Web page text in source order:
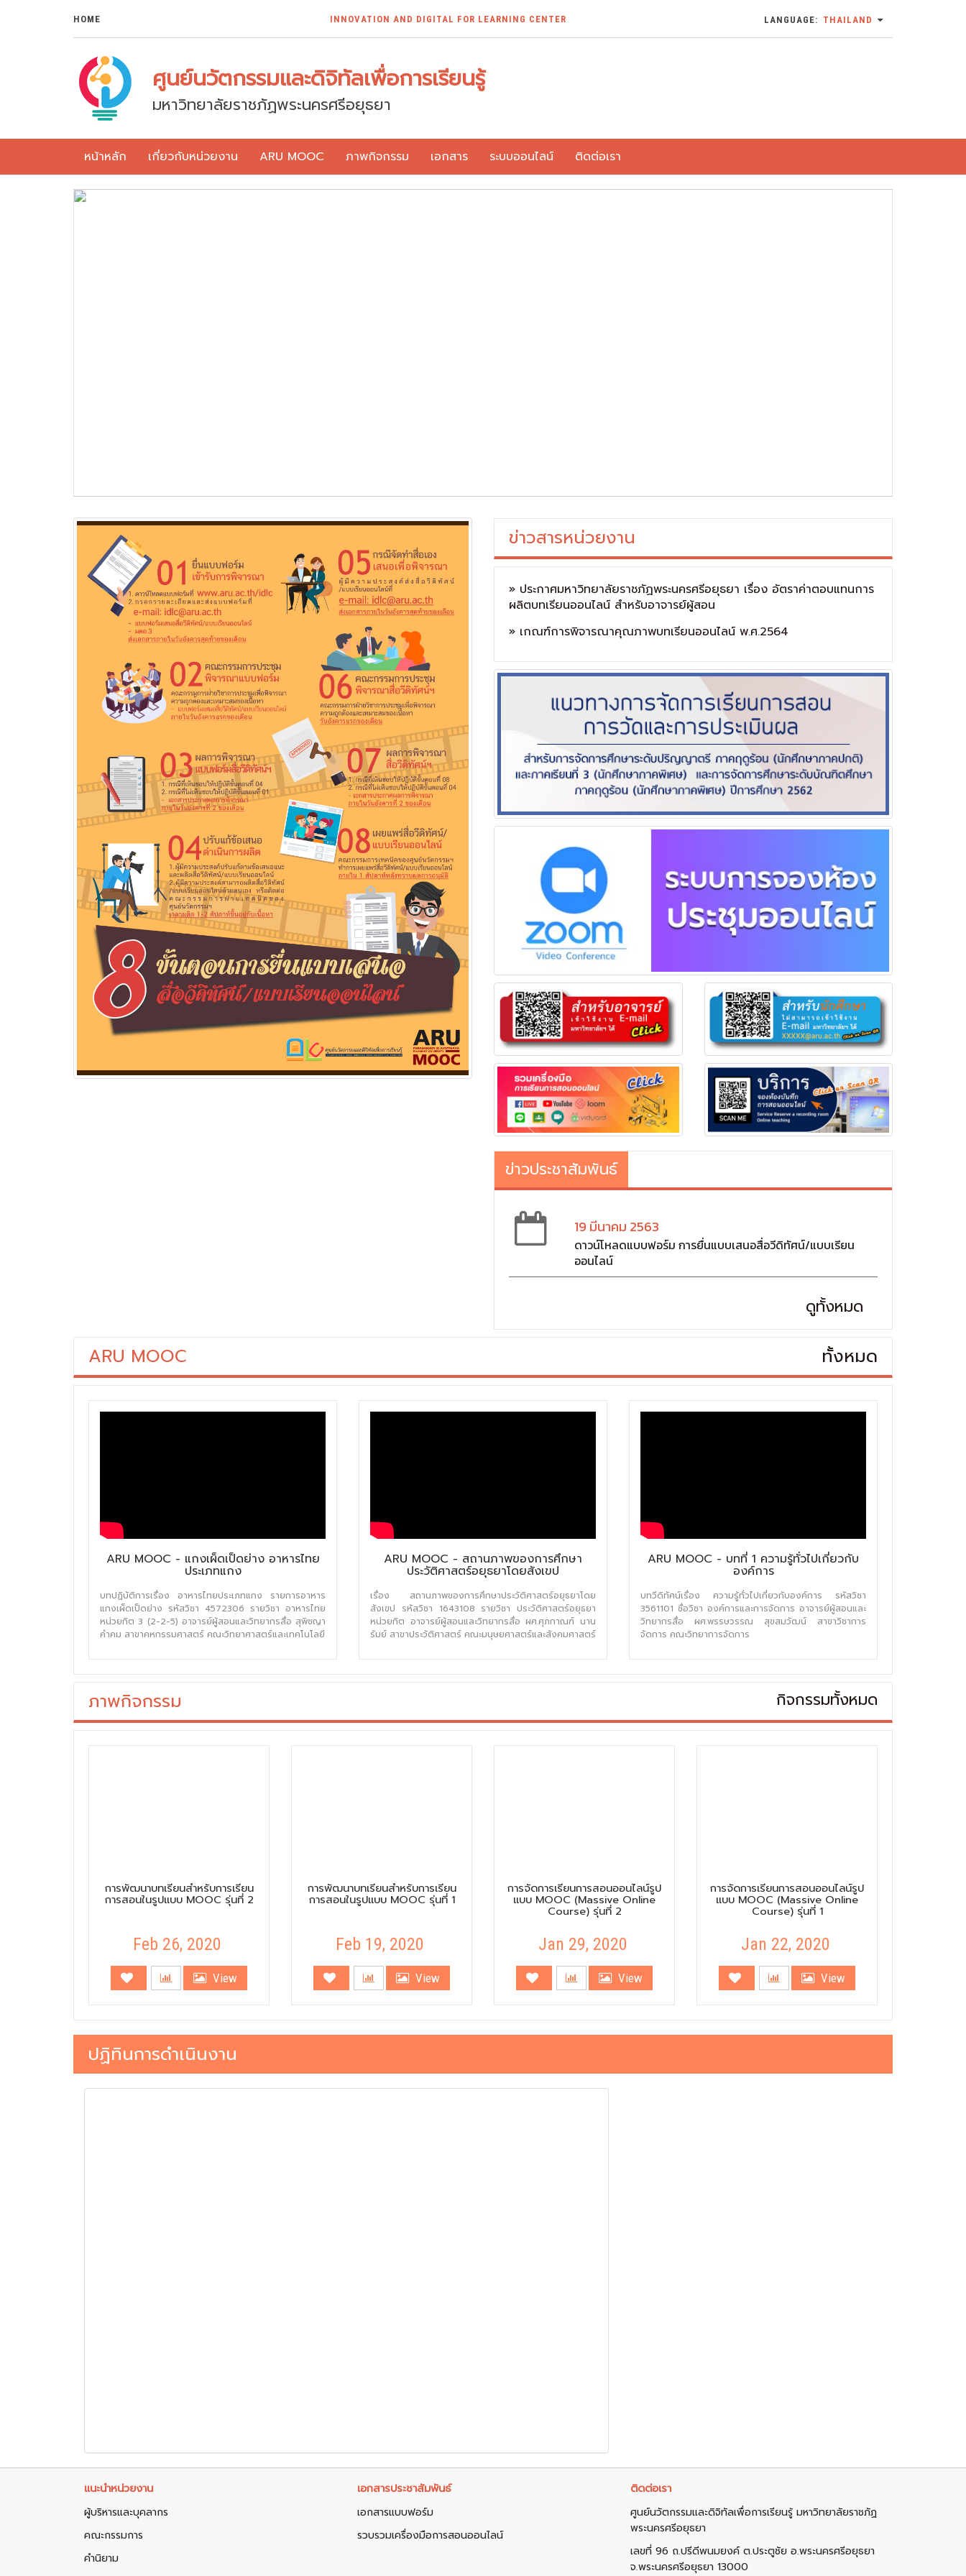
HOME INNOVATION AND DIGITAL FOR LEARNING CENTER LANGUAGE: THAILAND
ศูนย์นวัตกรรมและดิจิทัลเพื่อการเรียนรู้
มหาวิทยาลัยราชภัฏพระนครศรีอยุธยา
หน้าหลัก เกี่ยวกับหน่วยงาน ARU MOOC ภาพกิจกรรม เอกสาร ระบบออนไลน์ ติดต่อเรา
ข่าวสารหน่วยงาน
» ประกาศมหาวิทยาลัยราชภัฏพระนครศรีอยุธยา เรื่อง อัตราค่าตอบแทนการ
ผลิตบทเรียนออนไลน์ สำหรับอาจารย์ผู้สอน
» เกณฑ์การพิจารณาคุณภาพบทเรียนออนไลน์ พ.ศ.2564
ข่าวประชาสัมพันธ์
19 มีนาคม 2563
ดาวน์โหลดแบบฟอร์ม การยื่นแบบเสนอสื่อวีดิทัศน์/แบบเรียน
ออนไลน์
ดูทั้งหมด
ARU MOOC ทั้งหมด
ARU MOOC - แกงเผ็ดเป็ดย่าง อาหารไทย
ประเภทแกง
บทปฏิบัติการเรื่อง อาหารไทยประเภทแกง รายการอาหาร
แกงเผ็ดเป็ดย่าง รหัสวิชา 4572306 รายวิชา อาหารไทย
หน่วยกิต 3 (2-2-5) อาจารย์ผู้สอนและวิทยากรสื่อ สุพิชญา
คำคม สาขาคหกรรมศาสตร์ คณะวิทยาศาสตร์และเทคโนโลยี
ARU MOOC - สถานภาพของการศึกษา
ประวัติศาสตร์อยุธยาโดยสังเขป
เรื่อง สถานภาพของการศึกษาประวัติศาสตร์อยุธยาโดย
สังเขป รหัสวิชา 1643108 รายวิชา ประวัติศาสตร์อยุธยา
หน่วยกิต อาจารย์ผู้สอนและวิทยากรสื่อ ผศ.ศุภกาณฑ์ นาน
รัมย์ สาขาประวัติศาสตร์ คณะมนุษยศาสตร์และสังคมศาสตร์
ARU MOOC - บทที่ 1 ความรู้ทั่วไปเกี่ยวกับ
องค์การ
บทวีดิทัศน์เรื่อง ความรู้ทั่วไปเกี่ยวกับองค์การ รหัสวิชา
3561101 ชื่อวิชา องค์การและการจัดการ อาจารย์ผู้สอนและ
วิทยากรสื่อ ผศ.พรรษวรรณ สุขสมวัฒน์ สาขาวิชาการ
จัดการ คณะวิทยาการจัดการ
ภาพกิจกรรม กิจกรรมทั้งหมด
การพัฒนาบทเรียนสำหรับการเรียน
การสอนในรูปแบบ MOOC รุ่นที่ 2
Feb 26, 2020
View
การพัฒนาบทเรียนสำหรับการเรียน
การสอนในรูปแบบ MOOC รุ่นที่ 1
Feb 19, 2020
View
การจัดการเรียนการสอนออนไลน์รูป
แบบ MOOC (Massive Online
Course) รุ่นที่ 2
Jan 29, 2020
View
การจัดการเรียนการสอนออนไลน์รูป
แบบ MOOC (Massive Online
Course) รุ่นที่ 1
Jan 22, 2020
View
ปฏิทินการดำเนินงาน
แนะนำหน่วยงาน
ผู้บริหารและบุคลากร
คณะกรรมการ
คำนิยาม
เอกสารประชาสัมพันธ์
เอกสารแบบฟอร์ม
รวบรวมเครื่องมือการสอนออนไลน์
ติดต่อเรา
ศูนย์นวัตกรรมและดิจิทัลเพื่อการเรียนรู้ มหาวิทยาลัยราชภัฏ
พระนครศรีอยุธยา
เลขที่ 96 ถ.ปรีดีพนมยงค์ ต.ประตูชัย อ.พระนครศรีอยุธยา
จ.พระนครศรีอยุธยา 13000